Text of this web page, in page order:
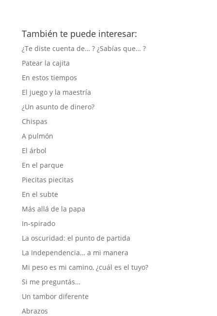
También te puede interesar:
¿Te diste cuenta de… ? ¿Sabías que… ?
Patear la cajita
En estos tiempos
El juego y la maestría
¿Un asunto de dinero?
Chispas
A pulmón
El árbol
En el parque
Piecitas piecitas
En el subte
Más allá de la papa
In-spirado
La oscuridad: el punto de partida
La Independencia… a mi manera
Mi peso es mi camino, ¿cuál es el tuyo?
Si me preguntás…
Un tambor diferente
Abrazos